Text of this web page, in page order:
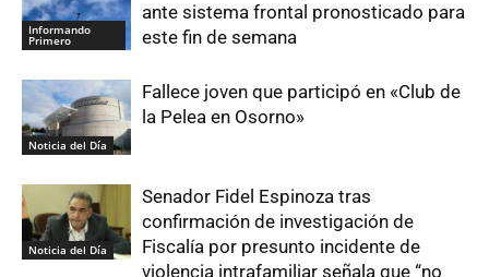
Informando
Primero
ante sistema frontal pronosticado para
este fin de semana
Noticia del Día
Fallece joven que participó en «Club de
la Pelea en Osorno»
Noticia del Día
Senador Fidel Espinoza tras
confirmación de investigación de
Fiscalía por presunto incidente de
violencia intrafamiliar señala que “no